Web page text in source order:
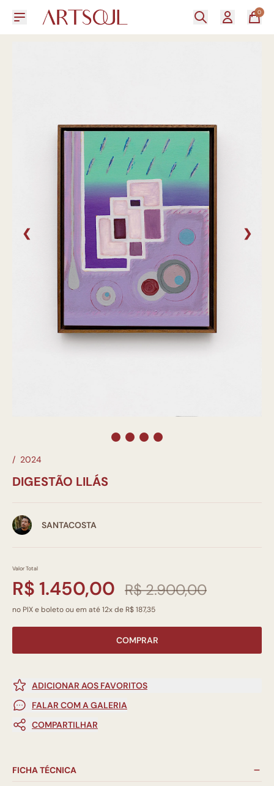
0
❮ ❯
/ 2024
DIGESTÃO LILÁS
SANTACOSTA
Valor Total
R$ 1.450,00 R$ 2.900,00
no PIX e boleto ou em até 12x de R$ 187,35
COMPRAR
ADICIONAR AOS FAVORITOS
FALAR COM A GALERIA
COMPARTILHAR
FICHA TÉCNICA